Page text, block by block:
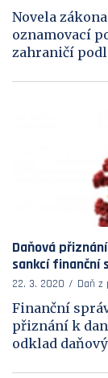
Novela
oznamovací
zahraničí
Daňová
sankcí finanční
22. 3. 2020 Daň z
Finanční
přiznání k
odklad